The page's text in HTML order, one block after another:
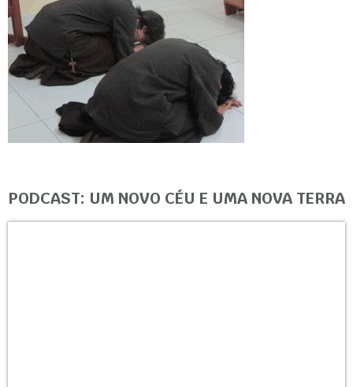
PODCAST: UM NOVO CÉU E UMA NOVA TERRA